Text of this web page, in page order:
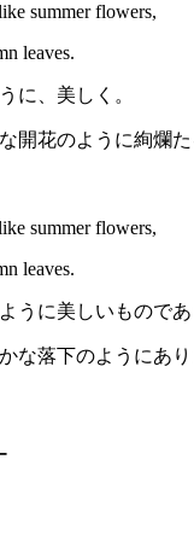
summer flowers,
leaves.
に、美しく。
開花のように絢爛
summer flowers,
leaves.
うに美しいものであ
な落下のようにあり